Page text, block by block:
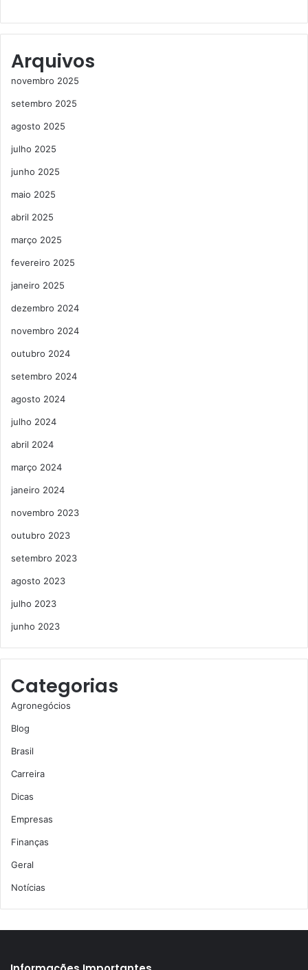
Arquivos
novembro 2025
setembro 2025
agosto 2025
julho 2025
junho 2025
maio 2025
abril 2025
março 2025
fevereiro 2025
janeiro 2025
dezembro 2024
novembro 2024
outubro 2024
setembro 2024
agosto 2024
julho 2024
abril 2024
março 2024
janeiro 2024
novembro 2023
outubro 2023
setembro 2023
agosto 2023
julho 2023
junho 2023
Categorias
Agronegócios
Blog
Brasil
Carreira
Dicas
Empresas
Finanças
Geral
Notícias